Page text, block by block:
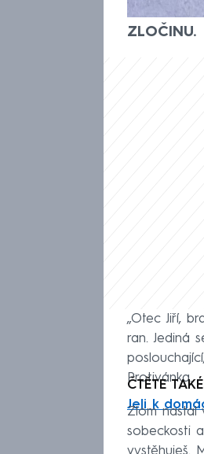
Masakr,
ZLOČINU.
„Otec Jiří,
ran. Jediná
Protivánka.
ČTĚTE
Jeli k
Zlom nastal
sobeckosti